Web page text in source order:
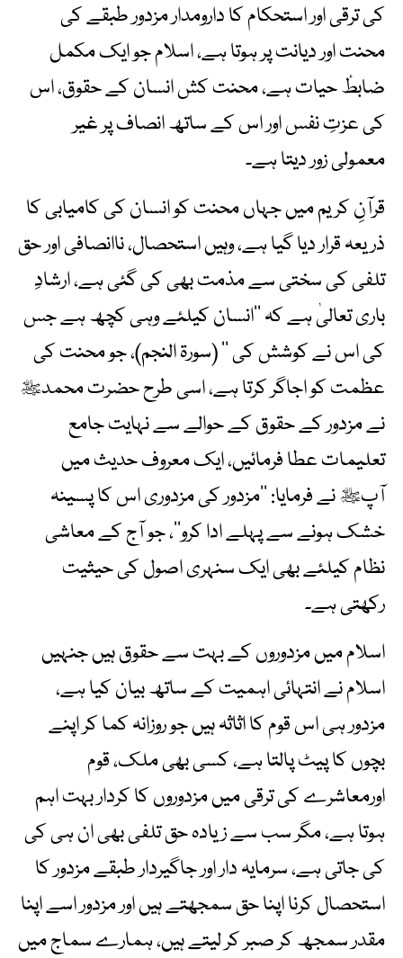
کی ترقی اور استحکام کا دارومدار مزدور طبقے کی
محنت اور دیانت پر ہوتا ہے، اسلام جو ایک مکمل
ضابطٔ حیات ہے، محنت کش انسان کے حقوق، اس
کی عزتِ نفس اور اس کے ساتھ انصاف پر غیر
معمولی زور دیتا ہے۔
قرآنِ کریم میں جہاں محنت کو انسان کی کامیابی کا
ذریعہ قرار دیا گیا ہے، وہیں استحصال، ناانصافی اور حق
تلفی کی سختی سے مذمت بھی کی گئی ہے، ارشادِ
باری تعالیٰ ہے کہ ’’انسان کیلئے وہی کچھ ہے جس
کی اس نے کوشش کی ‘‘ (سورۃ النجم)، جو محنت کی
عظمت کو اجاگر کرتا ہے، اسی طرح حضرت محمدﷺ
نے مزدور کے حقوق کے حوالے سے نہایت جامع
تعلیمات عطا فرمائیں، ایک معروف حدیث میں
آپﷺ نے فرمایا: ’’مزدور کی مزدوری اس کا پسینہ
خشک ہونے سے پہلے ادا کرو‘‘، جو آج کے معاشی
نظام کیلئے بھی ایک سنہری اصول کی حیثیت
رکھتی ہے۔
اسلام میں مزدوروں کے بہت سے حقوق ہیں جنہیں
اسلام نے انتہائی اہمیت کے ساتھ بیان کیا ہے،
مزدور ہی اس قوم کا اثاثہ ہیں جو روزانہ کما کر اپنے
بچوں کا پیٹ پالتا ہے، کسی بھی ملک، قوم
اورمعاشرے کی ترقی میں مزدوروں کا کردار بہت اہم
ہوتا ہے، مگر سب سے زیادہ حق تلفی بھی ان ہی کی
کی جاتی ہے، سرمایہ دار اور جاگیردار طبقے مزدور کا
استحصال کرنا اپنا حق سمجھتے ہیں اور مزدور اسے اپنا
مقدر سمجھ کر صبر کر لیتے ہیں، ہمارے سماج میں